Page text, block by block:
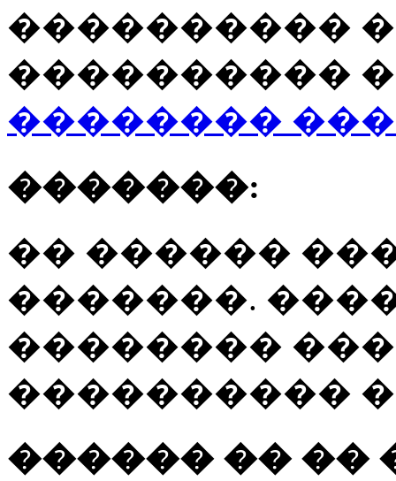
����������
����������
��������
�������:
�� ������
�������.
��������
����������
������ �� ��